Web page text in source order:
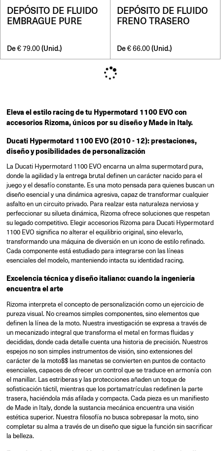
DEPÓSITO DE FLUIDO
EMBRAGUE PURE
De €79.00 (Unid.)
DEPÓSITO DE FLUIDO
FRENO TRASERO
De €66.00 (Unid.)
Eleva el estilo racing de tu Hypermotard 1100 EVO con
accesorios Rizoma, únicos por su diseño y Made in Italy.
Ducati Hypermotard 1100 EVO (2010 - 12): prestaciones,
diseño y posibilidades de personalización
La Ducati Hypermotard 1100 EVO encarna un alma supermotard pura,
donde la agilidad y la entrega brutal definen un carácter nacido para el
juego y el desafío constante. Es una moto pensada para quienes buscan un
diseño esencial y una dinámica agresiva, capaz de transformar cualquier
asfalto en un circuito privado. Para realzar esta naturaleza nerviosa y
perfeccionar su silueta dinámica, Rizoma ofrece soluciones que respetan
su legado competitivo. Elegir accesorios Rizoma para Ducati Hypermotard
1100 EVO significa no alterar el equilibrio original, sino elevarlo,
transformando una máquina de diversión en un icono de estilo refinado.
Cada componente está estudiado para integrarse con las líneas
esenciales del modelo, manteniendo intacta su identidad racing.
Excelencia técnica y diseño italiano: cuando la ingeniería
encuentra el arte
Rizoma interpreta el concepto de personalización como un ejercicio de
pureza visual. No creamos simples componentes, sino elementos que
definen la línea de la moto. Nuestra investigación se expresa a través de
un mecanizado integral que transforma el metal en formas fluidas y
decididas, donde cada detalle cuenta una historia de precisión. Nuestros
espejos no son simples instrumentos de visión, sino extensiones del
carácter de la moto$$ las manetas se convierten en puntos de contacto
esenciales, capaces de ofrecer un control que se traduce en armonía con
el manillar. Las estriberas y las protecciones añaden un toque de
sofisticación táctil, mientras que los portamatrículas redefinen la parte
trasera, haciéndola más afilada y compacta. Cada pieza es un manifiesto
de Made in Italy, donde la sustancia mecánica encuentra una visión
estética superior. Nuestra filosofía no busca sobrepasar la moto, sino
completar su alma a través de un diseño que sigue la función sin sacrificar
la belleza.